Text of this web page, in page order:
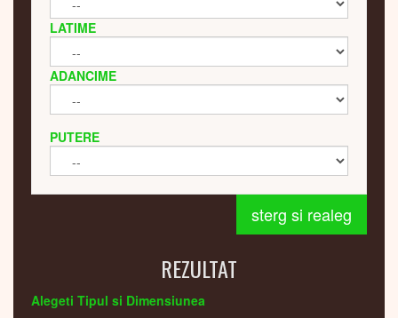
LATIME
ADANCIME
PUTERE
sterg si realeg
REZULTAT
Alegeti Tipul si Dimensiunea